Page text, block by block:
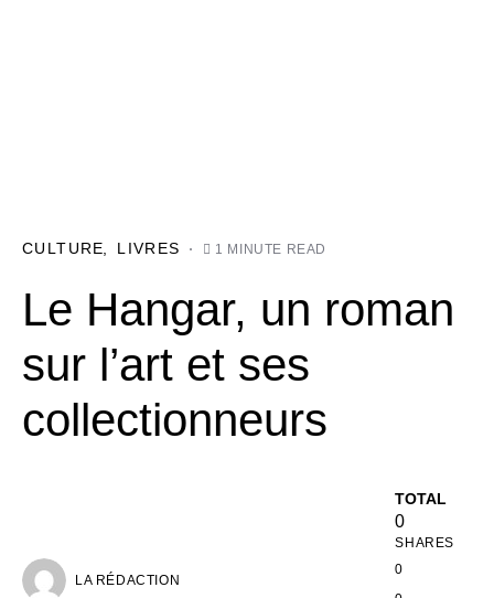
CULTURE LIVRES 1 MINUTE READ
Le Hangar, un roman
sur l’art et ses
collectionneurs
LA RÉDACTION
TOTAL
0
SHARES
0